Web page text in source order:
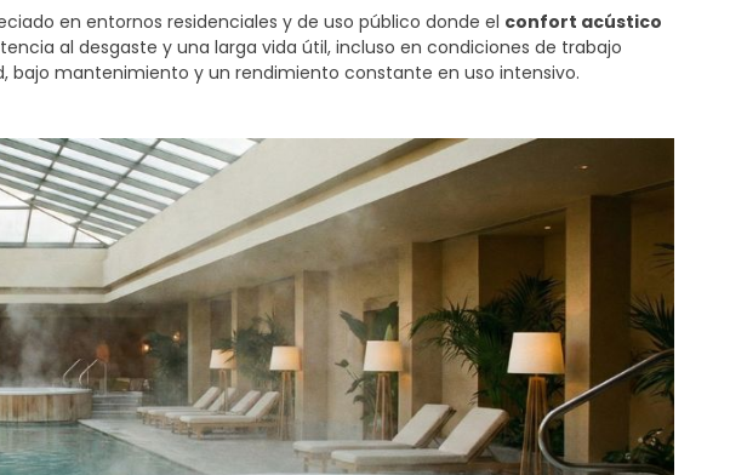
en entornos residenciales y de uso público donde el confort acústico
al desgaste y una larga vida útil, incluso en condiciones de trabajo
bajo mantenimiento y un rendimiento constante en uso intensivo.